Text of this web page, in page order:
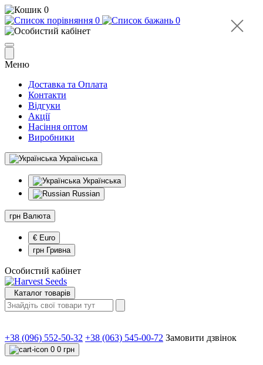
0
0
0
Меню
Доставка та Оплата
Контакти
Відгуки
Акції
Насіння оптом
Виробники
Українська
Українська
Russian
грн Валюта
€ Euro
грн Гривна
Особистий кабінет
Каталог товарів
+38 (096) 552-50-32 +38 (063) 545-00-72 Замовити дзвінок
0 0 грн